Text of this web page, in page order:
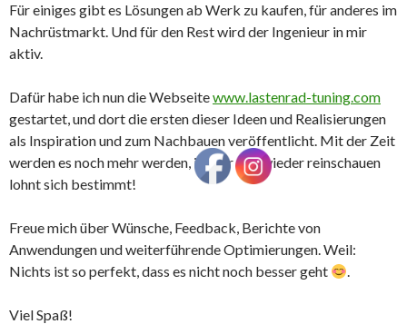
Für einiges gibt es Lösungen ab Werk zu kaufen, für anderes im
Nachrüstmarkt. Und für den Rest wird der Ingenieur in mir
aktiv.
Dafür habe ich nun die Webseitewww.lastenrad-tuning.com
gestartet, und dort die ersten dieser Ideen und Realisierungen
als Inspiration und zum Nachbauen veröffentlicht. Mit der Zeit
werden es noch mehr werden, immer mal wieder reinschauen
lohnt sich bestimmt!
Freue mich über Wünsche, Feedback, Berichte von
Anwendungen und weiterführende Optimierungen. Weil:
Nichts ist so perfekt, dass es nicht noch besser geht
.
Viel Spaß!